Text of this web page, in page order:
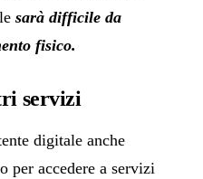
sarà difficile da
fisico.
servizi
digitale anche
per accedere a servizi